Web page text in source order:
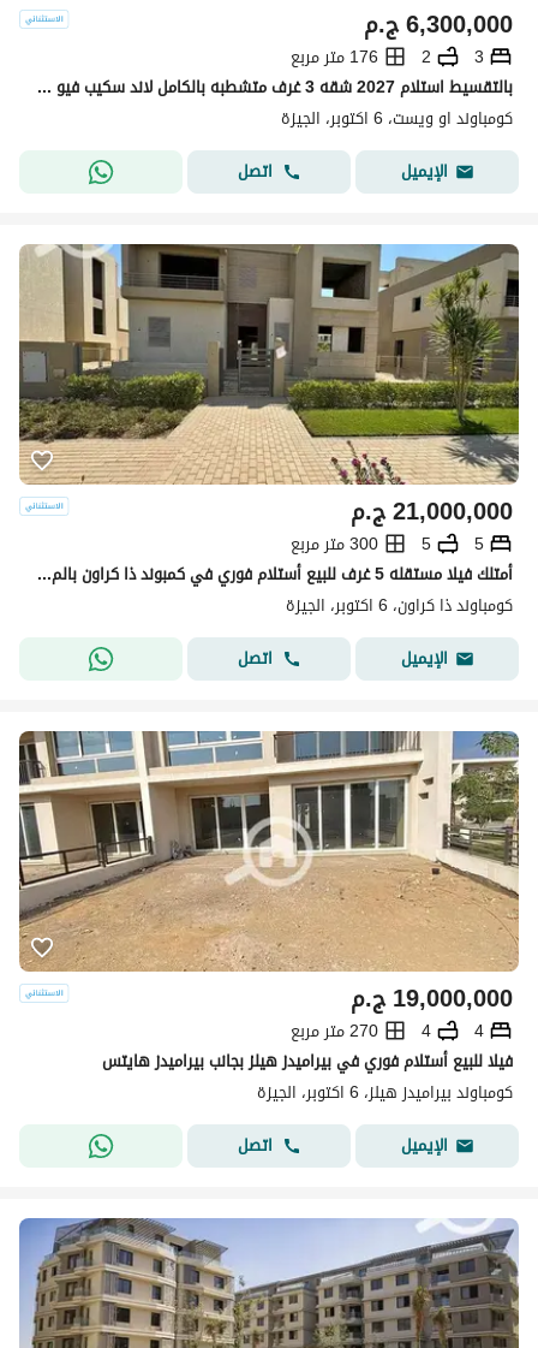
ج.م6,300,000
3
2
176 متر مربع
بالتقسيط استلام 2027 شقه 3 غرف متشطبه بالكامل لاند سكيب فيو للبيع في كمبوند او ويست O West Compound طريق الواحات 6اكتوبر الجيزه
كومباوند او ويست، 6 اكتوبر، الجيزة
الإيميل
اتصل
ج.م21,000,000
5
5
300 متر مربع
أمتلك فيلا مستقله 5 غرف للبيع أستلام فوري في كمبوند ذا كراون بالم هيلز
كومباوند ذا كراون، 6 اكتوبر، الجيزة
الإيميل
اتصل
ج.م19,000,000
4
4
270 متر مربع
فيلا للبيع أستلام فوري في بيراميدز هيلز بجانب بيراميدز هايتس
كومباوند بيراميدز هيلز، 6 اكتوبر، الجيزة
الإيميل
اتصل